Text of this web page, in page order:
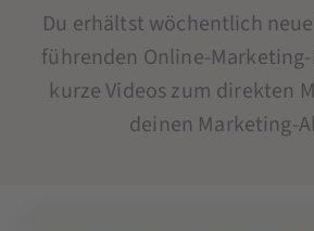
Du erhältst wöchentlich
führenden Online-
kurze Videos zum direkten
deinen Marketing-